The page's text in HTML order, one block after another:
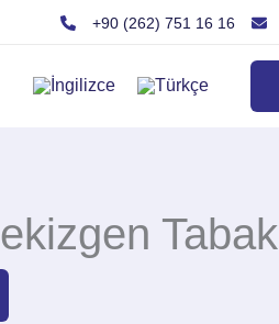
+90 (262) 751 16 16
Tabak